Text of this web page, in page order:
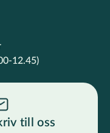
12.45)
till oss